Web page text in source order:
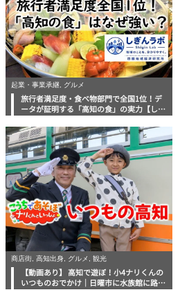
起業・事業承継, グルメ
旅行者満足度・食べ物部門で全国1位！デ
ータが証明する「高知の食」の実力【しぎ
商店街, 高知出身, グルメ, 観光
【動画あり】 高知で遊ぼ！小4ナリくんの
いつものおでかけ｜日曜市に水族館に路面